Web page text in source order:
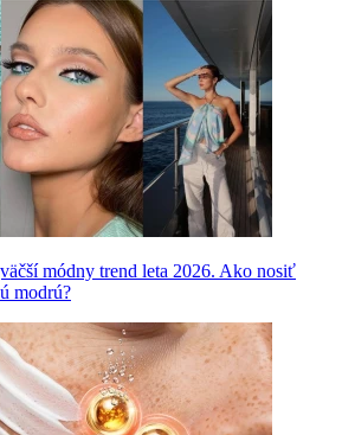
módny trend leta 2026. Ako nosiť
modrú?